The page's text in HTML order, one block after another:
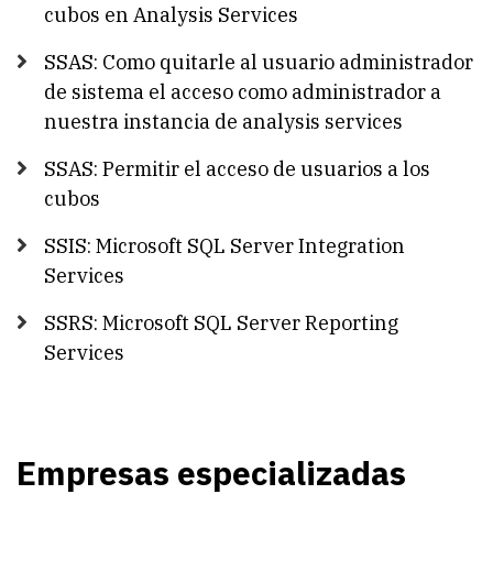
cubos en Analysis Services
SSAS: Como quitarle al usuario administrador
de sistema el acceso como administrador a
nuestra instancia de analysis services
SSAS: Permitir el acceso de usuarios a los
cubos
SSIS: Microsoft SQL Server Integration
Services
SSRS: Microsoft SQL Server Reporting
Services
Empresas especializadas